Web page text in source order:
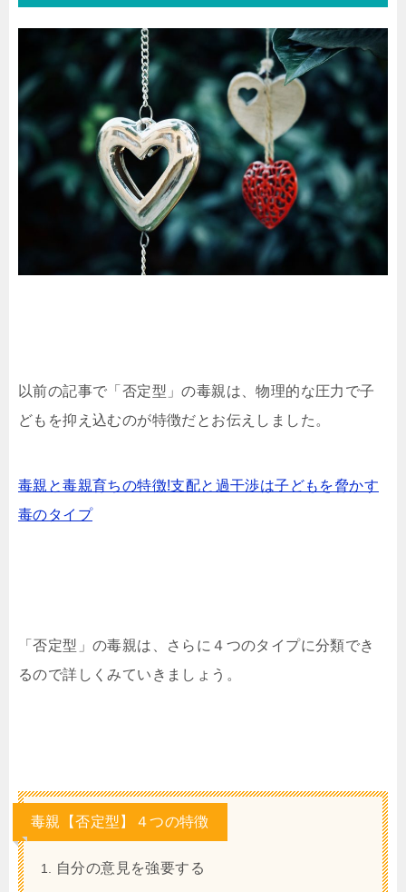
以前の記事で「否定型」の毒親は、物理的な圧力で子
どもを抑え込むのが特徴だとお伝えしました。
毒親と毒親育ちの特徴!支配と過干渉は子どもを脅かす
毒のタイプ
「否定型」の毒親は、さらに４つのタイプに分類でき
るので詳しくみていきましょう。
毒親【否定型】４つの特徴
自分の意見を強要する